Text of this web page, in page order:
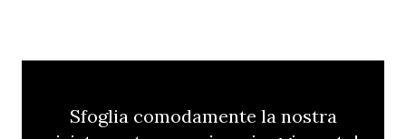
Sfoglia comodamente la nostra